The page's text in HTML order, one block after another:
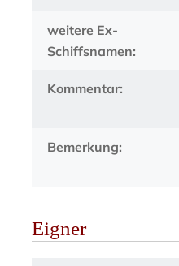
weitere Ex-
Schiffsnamen:
Kommentar:
Bemerkung:
Eigner